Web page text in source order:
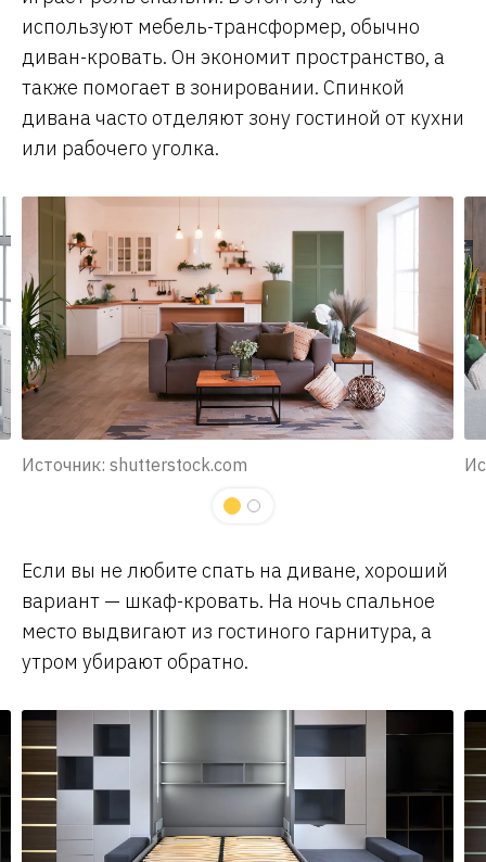
используют мебель-трансформер, обычно
диван-кровать. Он экономит пространство, а
также помогает в зонировании. Спинкой
дивана часто отделяют зону гостиной от кухни
или рабочего уголка.
Источник: shutterstock.com
Если вы не любите спать на диване, хороший
вариант — шкаф-кровать. На ночь спальное
место выдвигают из гостиного гарнитура, а
утром убирают обратно.